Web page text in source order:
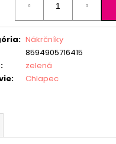
: Nákrčníky
8594905716415
:
zelená
: Chlapec